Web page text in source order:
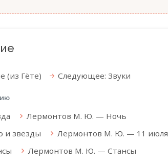
(из Гёте) Следующее: Звуки
Лермонтов М. Ю. — Ночь
и звезды
Лермонтов М. Ю. — 11 июля
Лермонтов М. Ю. — Стансы